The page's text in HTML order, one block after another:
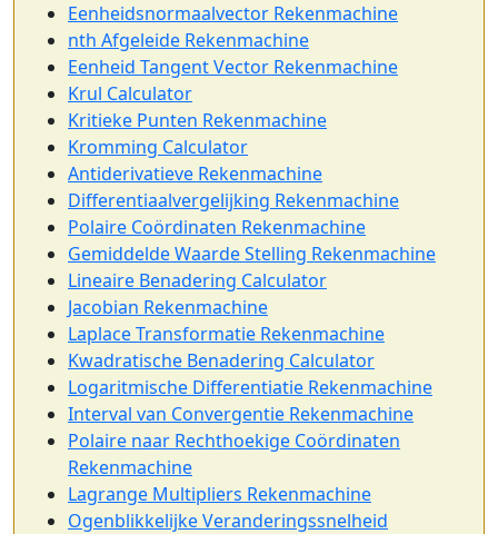
Eenheidsnormaalvector Rekenmachine
nth Afgeleide Rekenmachine
Eenheid Tangent Vector Rekenmachine
Krul Calculator
Kritieke Punten Rekenmachine
Kromming Calculator
Antiderivatieve Rekenmachine
Differentiaalvergelijking Rekenmachine
Polaire Coördinaten Rekenmachine
Gemiddelde Waarde Stelling Rekenmachine
Lineaire Benadering Calculator
Jacobian Rekenmachine
Laplace Transformatie Rekenmachine
Kwadratische Benadering Calculator
Logaritmische Differentiatie Rekenmachine
Interval van Convergentie Rekenmachine
Polaire naar Rechthoekige Coördinaten
Rekenmachine
Lagrange Multipliers Rekenmachine
Ogenblikkelijke Veranderingssnelheid